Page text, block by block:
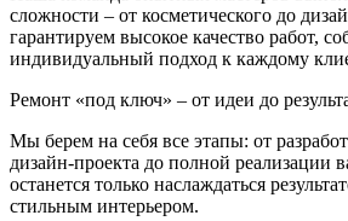
сложности – от косметического до
гарантируем высокое качество работ,
индивидуальный подход к каждому
Ремонт «под ключ» – от идеи до
Мы берем на себя все этапы: от
дизайн-проекта до полной реализации
останется только наслаждаться
стильным интерьером.